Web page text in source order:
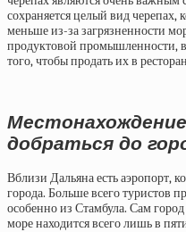
сохраняется целый вид черепах,
меньше из-за загрязненности
продуктовой промышленности,
того, чтобы продать их в
добраться до
Вблизи Дальяна есть аэропорт,
города. Больше всего туристов
особенно из Стамбула. Сам
море находится всего лишь в